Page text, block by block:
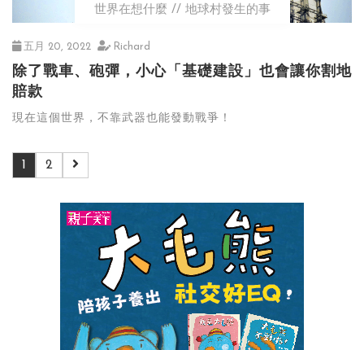
世界在想什麼 地球村發生的事
五月 20, 2022 Richard
除了戰車、砲彈，小心「基礎建設」也會讓你割地
賠款
現在這個世界，不靠武器也能發動戰爭！
1 2